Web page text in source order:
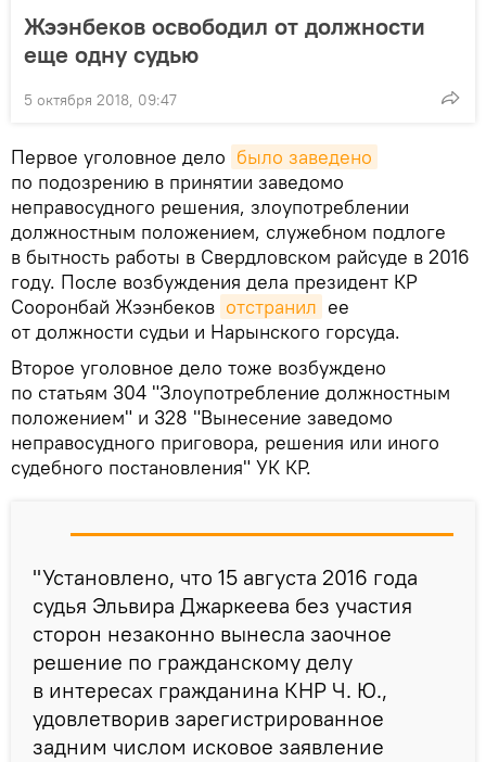
Жээнбеков освободил от должности
еще одну судью
5 октября 2018, 09:47
Первое уголовное дело было заведено
по подозрению в принятии заведомо
неправосудного решения, злоупотреблении
должностным положением, служебном подлоге
в бытность работы в Свердловском райсуде в 2016
году. После возбуждения дела президент КР
Сооронбай Жээнбеков отстранил ее
от должности судьи и Нарынского горсуда.
Второе уголовное дело тоже возбуждено
по статьям 304 "Злоупотребление должностным
положением" и 328 "Вынесение заведомо
неправосудного приговора, решения или иного
судебного постановления" УК КР.
"Установлено, что 15 августа 2016 года
судья Эльвира Джаркеева без участия
сторон незаконно вынесла заочное
решение по гражданскому делу
в интересах гражданина КНР Ч. Ю.,
удовлетворив зарегистрированное
задним числом исковое заявление